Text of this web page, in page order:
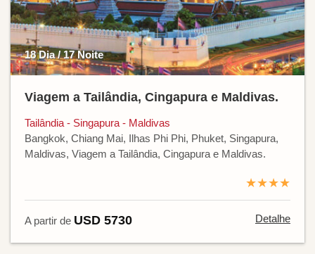
18 Dia / 17 Noite
Viagem a Tailândia, Cingapura e Maldivas.
Tailândia - Singapura - Maldivas
Bangkok, Chiang Mai, Ilhas Phi Phi, Phuket, Singapura,
Maldivas, Viagem a Tailândia, Cingapura e Maldivas.
★★★★
A partir de USD 5730 Detalhe